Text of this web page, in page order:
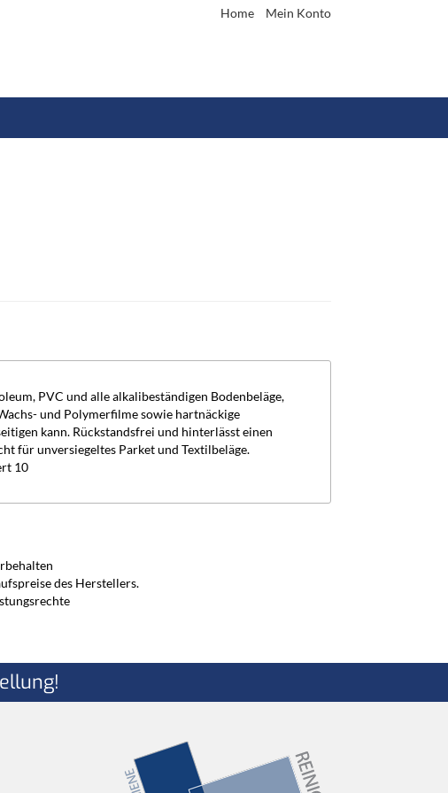
Home Mein Konto
PVC und alle alkalibeständigen Bodenbeläge,
und Polymerfilme sowie hartnäckige
kann. Rückstandsfrei und hinterlässt einen
für unversiegeltes Parket und Textilbeläge.
10
des Herstellers.